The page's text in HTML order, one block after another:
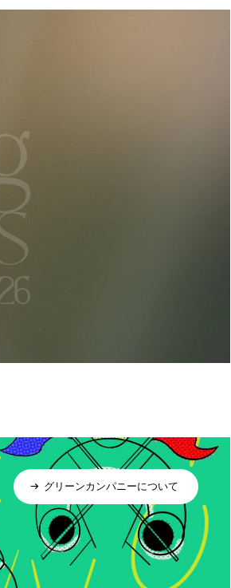
グリーンカンパニーについて